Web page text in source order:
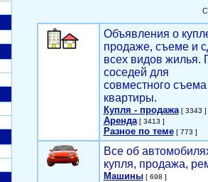
Объявления о
продаже, съеме и
всех видов жилья.
соседей для
совместного съема
квартиры.
Купля - продажа[ 3343 ]
Аренда[ 3413 ]
Разное по теме[ 773 ]
Все об
купля, продажа,
Машины[ 698 ]